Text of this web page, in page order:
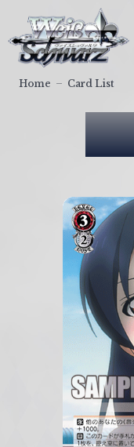
ァ
イ
Home Card List